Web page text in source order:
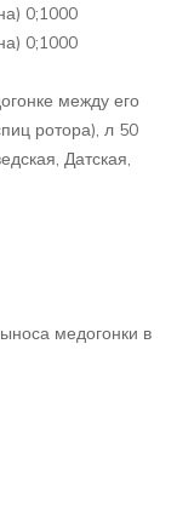
0;1000
0;1000
между его
ротора), л 50
Датская,
медогонки в